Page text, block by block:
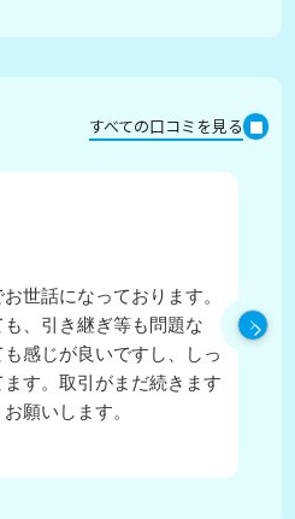
すべての口コミを見る
世話になっております。
、引き継ぎ等も問題な
感じが良いですし、しっ
す。取引がまだ続きます
願いします。